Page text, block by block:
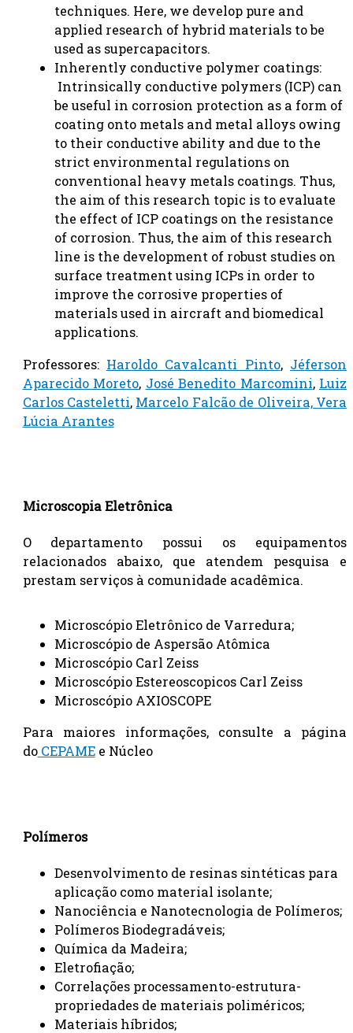
techniques. Here, we develop pure and
applied research of hybrid materials to be
used as supercapacitors.
Inherently conductive polymer coatings:
Intrinsically conductive polymers (ICP) can
be useful in corrosion protection as a form of
coating onto metals and metal alloys owing
to their conductive ability and due to the
strict environmental regulations on
conventional heavy metals coatings. Thus,
the aim of this research topic is to evaluate
the effect of ICP coatings on the resistance
of corrosion. Thus, the aim of this research
line is the development of robust studies on
surface treatment using ICPs in order to
improve the corrosive properties of
materials used in aircraft and biomedical
applications.
Professores: Haroldo Cavalcanti Pinto, Jéferson
Aparecido Moreto, José Benedito Marcomini, Luiz
Carlos Casteletti, Marcelo Falcão de Oliveira, Vera
Lúcia Arantes
Microscopia Eletrônica
O departamento possui os equipamentos
relacionados abaixo, que atendem pesquisa e
prestam serviços à comunidade acadêmica.
Microscópio Eletrônico de Varredura;
Microscópio de Aspersão Atômica
Microscópio Carl Zeiss
Microscópio Estereoscopicos Carl Zeiss
Microscópio AXIOSCOPE
Para maiores informações, consulte a página
do CEPAMEe Núcleo
Polímeros
Desenvolvimento de resinas sintéticas para
aplicação como material isolante;
Nanociência e Nanotecnologia de Polímeros;
Polímeros Biodegradáveis;
Química da Madeira;
Eletrofiação;
Correlações processamento-estrutura-
propriedades de materiais poliméricos;
Materiais híbridos;